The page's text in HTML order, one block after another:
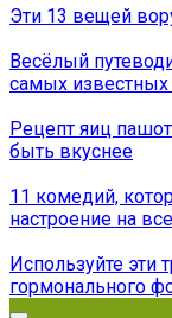
Эти 13 вещей
Весёлый
самых
Рецепт яиц
быть вкуснее
11 комедий,
настроение на
Используйте эти
гормонального